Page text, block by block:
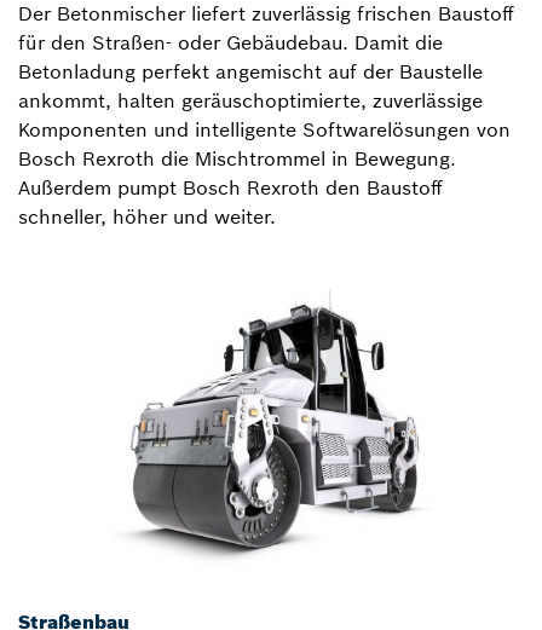
Der Betonmischer liefert zuverlässig frischen Baustoff
für den Straßen- oder Gebäudebau. Damit die
Betonladung perfekt angemischt auf der Baustelle
ankommt, halten geräuschoptimierte, zuverlässige
Komponenten und intelligente Softwarelösungen von
Bosch Rexroth die Mischtrommel in Bewegung.
Außerdem pumpt Bosch Rexroth den Baustoff
schneller, höher und weiter.
Straßenbau